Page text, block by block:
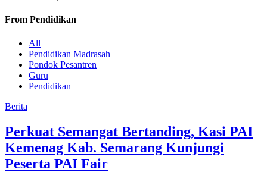
From Pendidikan
All
Pendidikan Madrasah
Pondok Pesantren
Guru
Pendidikan
Berita
Perkuat Semangat Bertanding, Kasi PAI
Kemenag Kab. Semarang Kunjungi
Peserta PAI Fair